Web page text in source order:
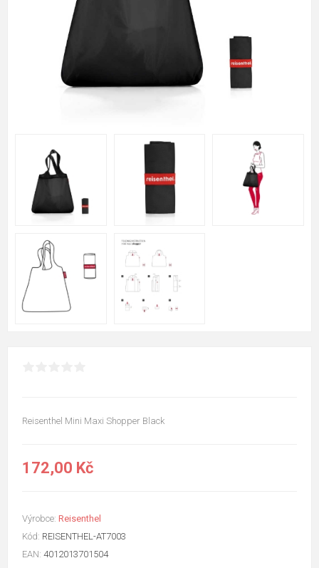
Reisenthel Mini Maxi Shopper Black
172,00 Kč
Výrobce: Reisenthel
Kód: REISENTHEL-AT7003
EAN: 4012013701504